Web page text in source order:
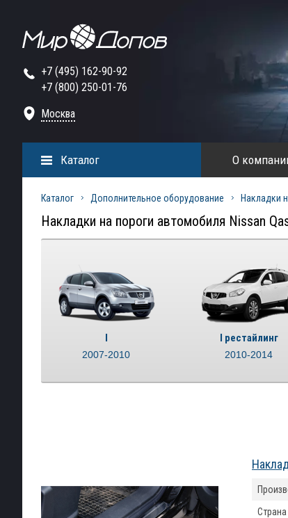
+7 (495) 162-90-92
+7 (800) 250-01-76
Москва
О
Каталог
Каталог Дополнительное оборудование Накладки
Накладки на пороги автомобиля Nissan
I
2007-2010
I рестайлинг
2010-2014
Страна